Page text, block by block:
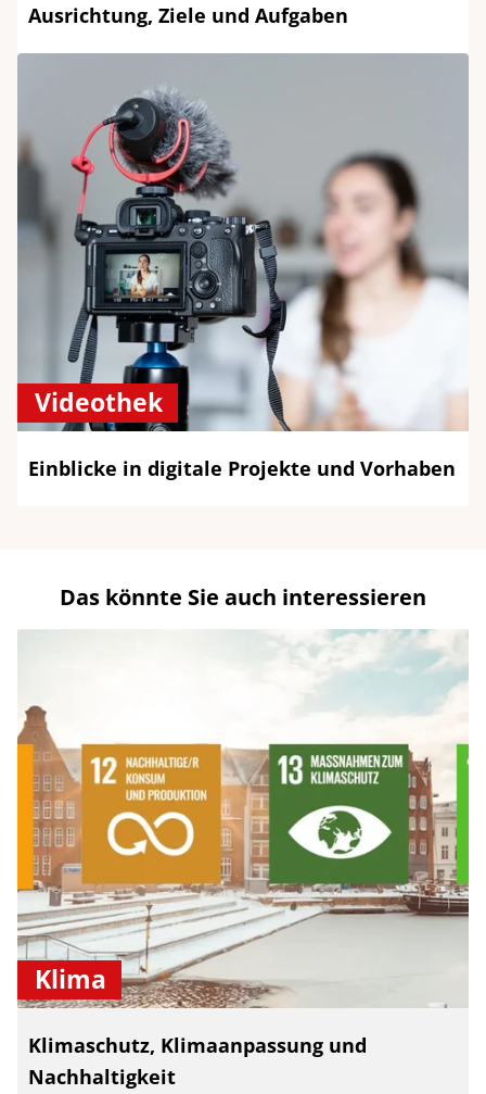
Ausrichtung, Ziele und Aufgaben
Videothek
Einblicke in digitale Projekte und Vorhaben
Das könnte Sie auch interessieren
Klima
Klimaschutz, Klimaanpassung und
Nachhaltigkeit